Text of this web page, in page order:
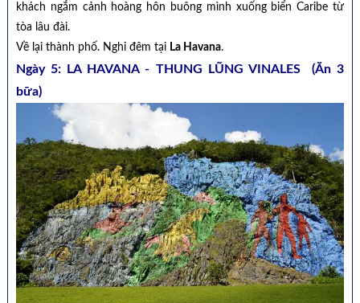
khách ngắm cảnh hoàng hôn buông mình xuống biển Caribe từ
tòa lâu đài.
Về lại thành phố. Nghỉ đêm tại La Havana.
Ngày 5: LA HAVANA - THUNG LŨNG VINALES (Ăn 3
bữa)